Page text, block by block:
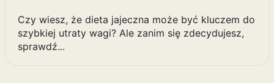
Czy wiesz, że dieta jajeczna może być kluczem do
szybkiej utraty wagi? Ale zanim się zdecydujesz,
sprawdź...